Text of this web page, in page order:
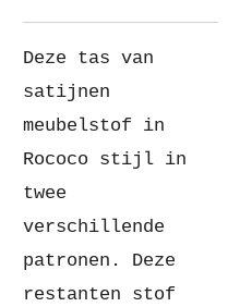
Deze tas van
satijnen
meubelstof in
Rococo stijl in
twee
verschillende
patronen. Deze
restanten stof